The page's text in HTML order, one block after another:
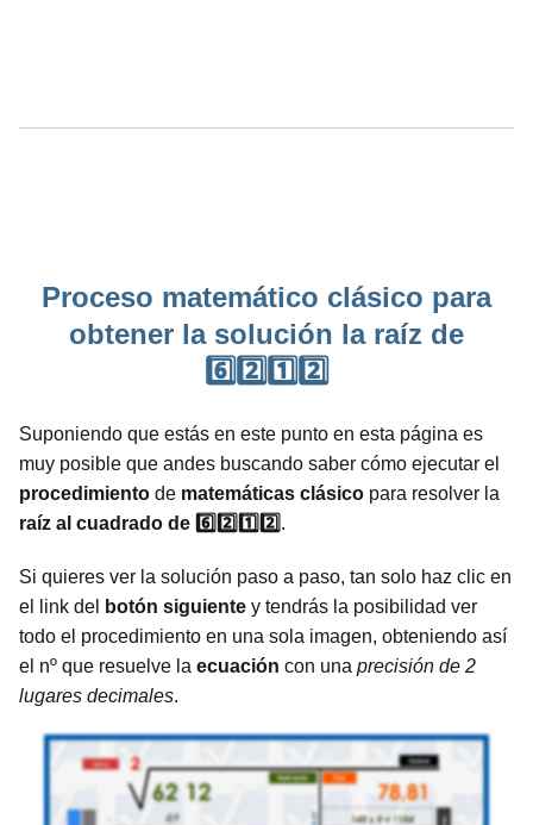
Proceso matemático clásico para
obtener la solución la raíz de
6️⃣2️⃣1️⃣2️⃣
Suponiendo que estás en este punto en esta página es
muy posible que andes buscando saber cómo ejecutar el
procedimiento de matemáticas clásico para resolver la
raíz al cuadrado de 6️⃣2️⃣1️⃣2️⃣ .
Si quieres ver la solución paso a paso, tan solo haz clic en
el link del
botón siguiente y tendrás la posibilidad ver
todo el procedimiento en una sola imagen, obteniendo así
el nº que resuelve la ecuación con una precisión de 2
lugares decimales.